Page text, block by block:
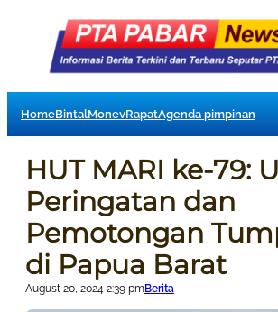
HomeBintalMonevRapatAgenda pimpinan
HUT MARI ke-79:
Peringatan dan
Pemotongan
di Papua Barat
August 20, 2024 2:39 pmBerita